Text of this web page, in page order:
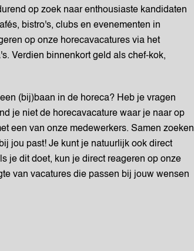
op zoek naar enthousiaste kandidaten
bistro's, clubs en evenementen in
op onze horecavacatures via het
Verdien binnenkort geld als chef-kok,
(bij)baan in de horeca? Heb je vragen
je niet de horecavacature waar je naar op
een van onze medewerkers. Samen zoeken
jou past! Je kunt je natuurlijk ook direct
je dit doet, kun je direct reageren op onze
van vacatures die passen bij jouw wensen